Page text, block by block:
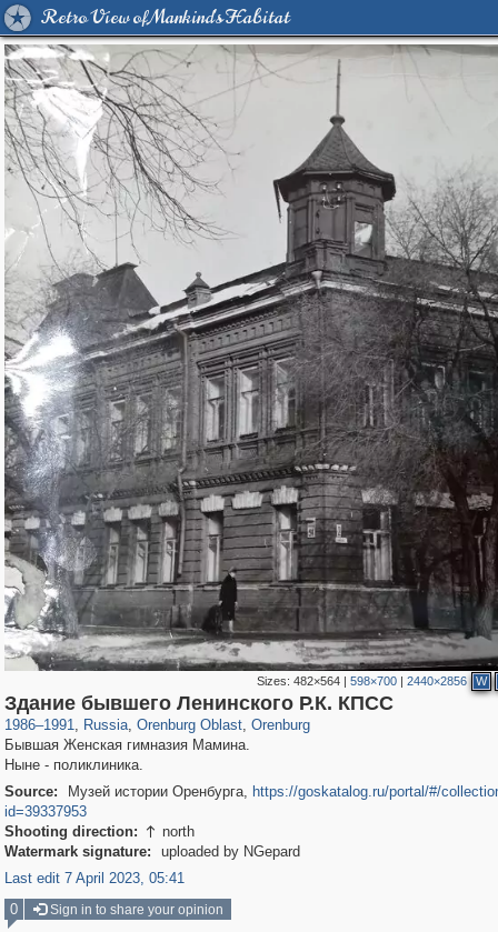
Retro View of Mankind's Habitat
Sizes:482×564 |598×700 |2440×2856 W
Здание бывшего Ленинского Р.К. КПСС
1986–1991, Russia
1,407,206 29,248
, Orenburg Oblast
4,716 31
, Orenburg
2,847 29
Бывшая Женская гимназия Мамина.
Ныне - поликлиника.
Source:
Музей истории Оренбурга, https://goskatalog.ru/portal/#/
id=39337953
Shooting direction:  north
Watermark signature:
uploaded by NGepard
Last edit 7 April 2023, 05:41
0
Sign in to share your opinion